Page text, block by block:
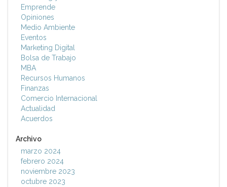
Emprende
Opiniones
Medio Ambiente
Eventos
Marketing Digital
Bolsa de Trabajo
MBA
Recursos Humanos
Finanzas
Comercio Internacional
Actualidad
Acuerdos
Archivo
marzo 2024
febrero 2024
noviembre 2023
octubre 2023